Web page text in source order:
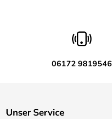
06172 9819546
Unser Service